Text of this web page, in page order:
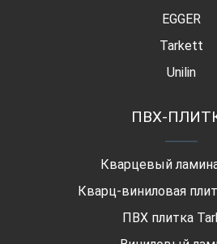
EGGER
Tarkett
Unilin
ПВХ-
Кварцевый
Кварц-виниловая
ПВХ плитка